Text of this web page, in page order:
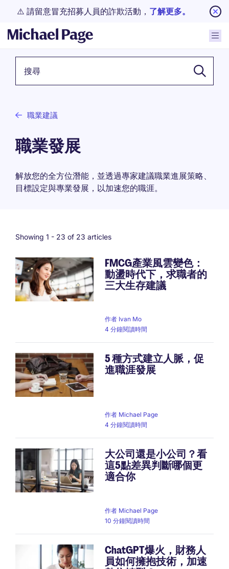
⚠️ 請留意冒充招募人員的詐欺活動， 了解更多。
職業建議
職業發展
解放您的全方位潛能，並透過專家建議職業進展策略、
目標設定與專業發展，以加速您的職涯。
Showing 1 - 23 of 23 articles
FMCG產業風雲變色：
動盪時代下，求職者的
三大生存建議
作者 Ivan Mo
4 分鐘閱讀時間
5 種方式建立人脈，促
進職涯發展
作者 Michael Page
4 分鐘閱讀時間
大公司還是小公司？看
這5點差異判斷哪個更
適合你
作者 Michael Page
10 分鐘閱讀時間
ChatGPT爆火，財務人
員如何擁抱技術，加速